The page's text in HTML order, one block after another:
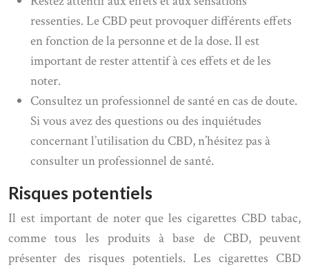
ressenties. Le CBD peut provoquer différents effets
en fonction de la personne et de la dose. Il est
important de rester attentif à ces effets et de les
noter.
Consultez un professionnel de santé en cas de doute.
Si vous avez des questions ou des inquiétudes
concernant l’utilisation du CBD, n’hésitez pas à
consulter un professionnel de santé.
Risques potentiels
Il est important de noter que les cigarettes CBD tabac,
comme tous les produits à base de CBD, peuvent
présenter des risques potentiels. Les cigarettes CBD